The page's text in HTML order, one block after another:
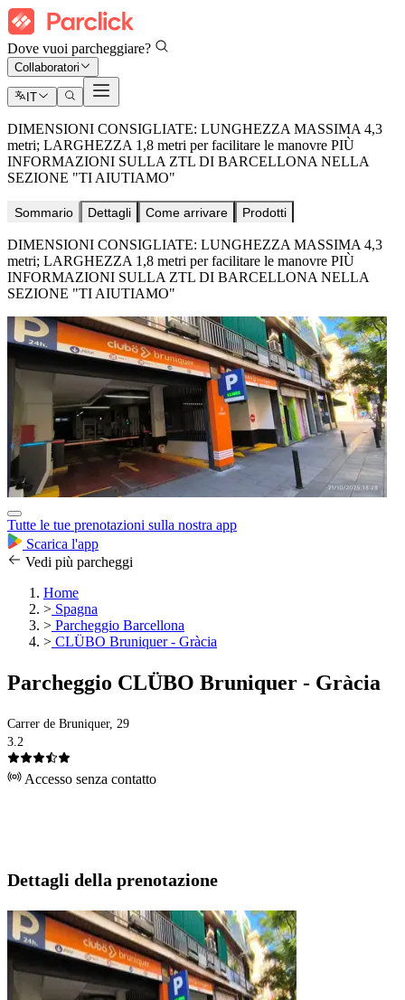
Dove vuoi parcheggiare?
Collaboratori
IT
DIMENSIONI CONSIGLIATE: LUNGHEZZA MASSIMA 4,3
metri; LARGHEZZA 1,8 metri per facilitare le manovre PIÙ
INFORMAZIONI SULLA ZTL DI BARCELLONA NELLA
SEZIONE "TI AIUTIAMO"
Sommario Dettagli Come arrivare Prodotti
DIMENSIONI CONSIGLIATE: LUNGHEZZA MASSIMA 4,3
metri; LARGHEZZA 1,8 metri per facilitare le manovre PIÙ
INFORMAZIONI SULLA ZTL DI BARCELLONA NELLA
SEZIONE "TI AIUTIAMO"
Tutte le tue prenotazioni sulla nostra app
Scarica l'app
Vedi più parcheggi
Home
> Spagna
> Parcheggio Barcellona
> CLÜBO Bruniquer - Gràcia
Parcheggio CLÜBO Bruniquer - Gràcia
Carrer de Bruniquer, 29
3.2
Accesso senza contatto
Dettagli della prenotazione